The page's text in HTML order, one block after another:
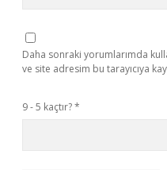
Daha sonraki yorumlarımda
ve site adresim bu tarayıcıya
9 - 5 kaçtır?*